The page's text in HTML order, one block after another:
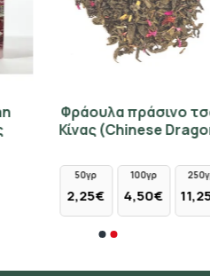
Φράουλα πράσινο τσάι
Κίνας (Chinese Dragon)
2,25€ 4,50€
250γρ
11,25€